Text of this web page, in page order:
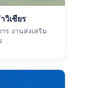
วิเชียร
ร งานส่งเสริม